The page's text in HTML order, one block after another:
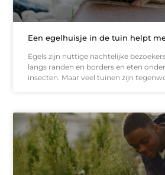
Een egelhuisje in de tuin helpt
Egels zijn nuttige nachtelijke
langs randen en borders en eten
insecten. Maar veel tuinen zijn